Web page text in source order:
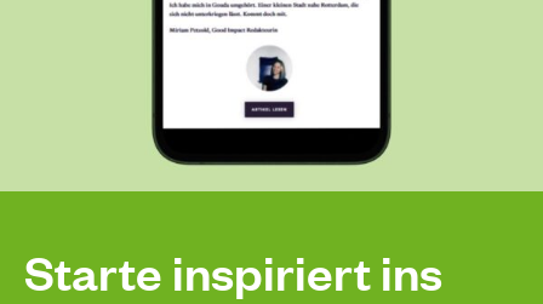
Starte inspiriert ins